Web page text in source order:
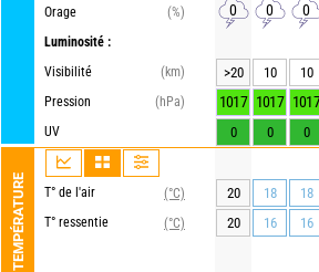
Orage
(%)
Luminosité :
Visibilité
(km)
Pression
(hPa)
UV
TEMPÉRATURE T° de l'air
(°C)
T° ressentie
(°C)
0 0 0
>20 10 10
1017 1017
0 0 0
20 18 18
20
16 16